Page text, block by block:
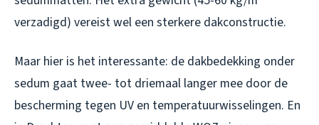
verzadigd) vereist wel een sterkere dakconstructie.
Maar hier is het interessante: de dakbedekking onder
sedum gaat twee- tot driemaal langer mee door de
bescherming tegen UV en temperatuurwisselingen. En